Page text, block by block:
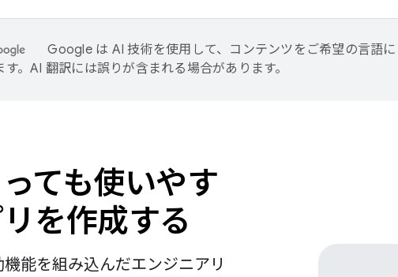
Google は AI 技術を使用して、コンテンツをご希望の言語に
。AI 翻訳には誤りが含まれる場合があります。
ても使いやす
を作成する
能を組み込んだエンジニアリ